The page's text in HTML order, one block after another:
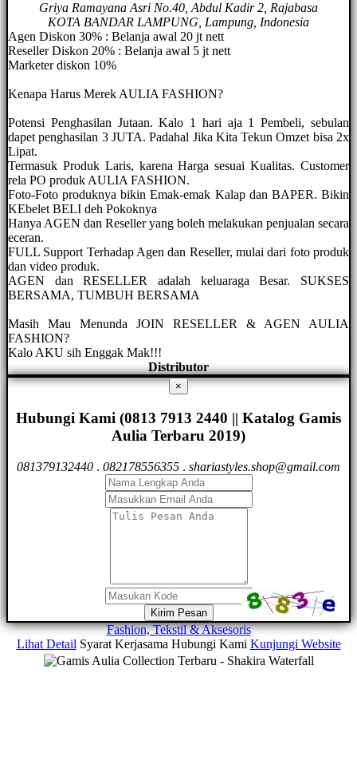
Griya Ramayana Asri No.40, Abdul Kadir 2, Rajabasa
KOTA BANDAR LAMPUNG, Lampung, Indonesia
Agen Diskon 30% : Belanja awal 20 jt nett
Reseller Diskon 20% : Belanja awal 5 jt nett
Marketer diskon 10%
Kenapa Harus Merek AULIA FASHION?
Potensi Penghasilan Jutaan. Kalo 1 hari aja 1 Pembeli, sebulan
dapet penghasilan 3 JUTA. Padahal Jika Kita Tekun Omzet bisa 2x
Lipat.
Termasuk Produk Laris, karena Harga sesuai Kualitas. Customer
rela PO produk AULIA FASHION.
Foto-Foto produknya bikin Emak-emak Kalap dan BAPER. Bikin
KEbelet BELI deh Pokoknya
Hanya AGEN dan Reseller yang boleh melakukan penjualan secara
eceran.
FULL Support Terhadap Agen dan Reseller, mulai dari foto produk
dan video produk.
AGEN dan RESELLER adalah keluaraga Besar. SUKSES
BERSAMA, TUMBUH BERSAMA
Masih Mau Menunda JOIN RESELLER & AGEN AULIA
FASHION?
Kalo AKU sih Enggak Mak!!!
Distributor
×
Hubungi Kami (0813 7913 2440 || Katalog Gamis
Aulia Terbaru 2019)
081379132440 . 082178556355 . shariastyles.shop@gmail.com
Kirim Pesan
Fashion, Tekstil & Aksesoris
Lihat Detail Syarat Kerjasama Hubungi Kami Kunjungi Website